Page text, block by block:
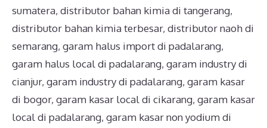
sumatera, distributor bahan kimia di tangerang,
distributor bahan kimia terbesar, distributor naoh di
semarang, garam halus import di padalarang,
garam halus local di padalarang, garam industry di
cianjur, garam industry di padalarang, garam kasar
di bogor, garam kasar local di cikarang, garam kasar
local di padalarang, garam kasar non yodium di